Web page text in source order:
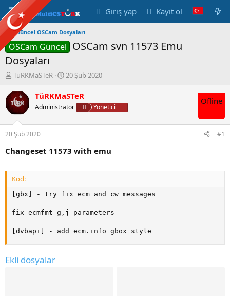
Giriş yap Kayıt ol
Güncel OSCam Dosyaları
OSCam Güncel OSCam svn 11573 Emu
Dosyaları
K
n
u
y
u
B
a
ş
t
n
TüRKMaSTeR
B
ş
a
ı
ç
h
20 Şub 2020
TüRKMaSTeR
Administrator Yönetici
Ofline
20 Şub 2020 #1
Changeset 11573 with emu
Kod:
[gbx] - try fix ecm and cw messages
fix ecmfmt g,j parameters
[dvbapi] - add ecm.info gbox style
Ekli dosyalar